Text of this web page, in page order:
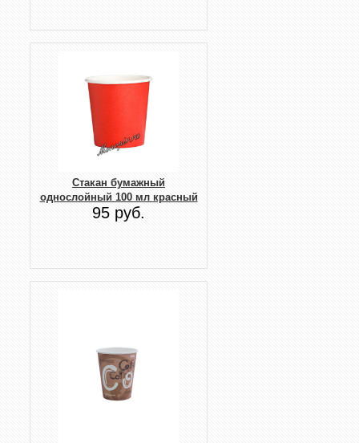
Стакан бумажный
однослойный 100 мл красный
95 руб.